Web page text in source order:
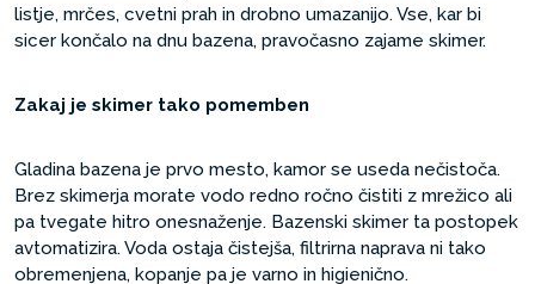
listje, mrčes, cvetni prah in drobno umazanijo. Vse, kar bi
sicer končalo na dnu bazena, pravočasno zajame skimer.
Zakaj je skimer tako pomemben
Gladina bazena je prvo mesto, kamor se useda nečistoča.
Brez skimerja morate vodo redno ročno čistiti z mrežico ali
pa tvegate hitro onesnaženje. Bazenski skimer ta postopek
avtomatizira. Voda ostaja čistejša, filtrirna naprava ni tako
obremenjena, kopanje pa je varno in higienično.